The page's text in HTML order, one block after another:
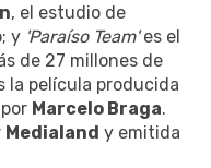
, el estudio de
y 'Paraíso Team'es el
de 27 millones de
la película producida
Marcelo Braga.
Medialand y emitida